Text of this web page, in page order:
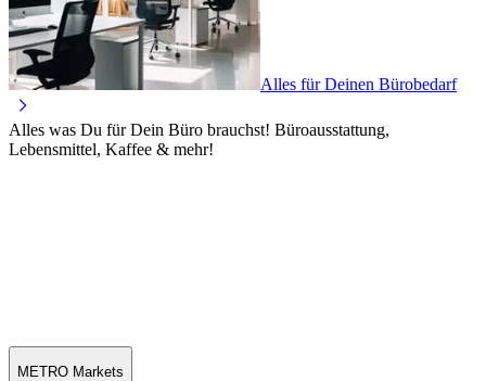
Alles für Deinen Bürobedarf
Alles was Du für Dein Büro brauchst! Büroausstattung,
Lebensmittel, Kaffee & mehr!
METRO Markets